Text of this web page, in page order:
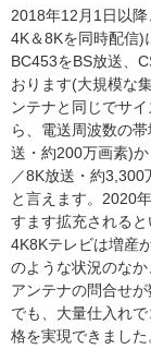
2018年12月1日以
4K＆8Kを同時配信)
BC453をBS放送、
おります(大規模な
ンテナと同じでサ
ら、電送周波数の
送・約200万画素)
／8K放送・約3,300
と言えます。2020
すます拡充される
4K8Kテレビは増産
のような状況のな
アンテナの問合せ
でも、大量仕入れ
格を実現できました